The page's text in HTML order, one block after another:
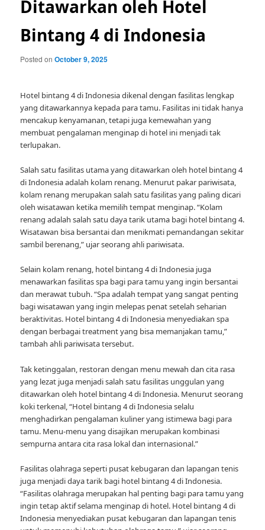
Ditawarkan oleh Hotel
Bintang 4 di Indonesia
Posted onOctober 9, 2025
Hotel bintang 4 di Indonesia dikenal dengan fasilitas lengkap
yang ditawarkannya kepada para tamu. Fasilitas ini tidak hanya
mencakup kenyamanan, tetapi juga kemewahan yang
membuat pengalaman menginap di hotel ini menjadi tak
terlupakan.
Salah satu fasilitas utama yang ditawarkan oleh hotel bintang 4
di Indonesia adalah kolam renang. Menurut pakar pariwisata,
kolam renang merupakan salah satu fasilitas yang paling dicari
oleh wisatawan ketika memilih tempat menginap. “Kolam
renang adalah salah satu daya tarik utama bagi hotel bintang 4.
Wisatawan bisa bersantai dan menikmati pemandangan sekitar
sambil berenang,” ujar seorang ahli pariwisata.
Selain kolam renang, hotel bintang 4 di Indonesia juga
menawarkan fasilitas spa bagi para tamu yang ingin bersantai
dan merawat tubuh. “Spa adalah tempat yang sangat penting
bagi wisatawan yang ingin melepas penat setelah seharian
beraktivitas. Hotel bintang 4 di Indonesia menyediakan spa
dengan berbagai treatment yang bisa memanjakan tamu,”
tambah ahli pariwisata tersebut.
Tak ketinggalan, restoran dengan menu mewah dan cita rasa
yang lezat juga menjadi salah satu fasilitas unggulan yang
ditawarkan oleh hotel bintang 4 di Indonesia. Menurut seorang
koki terkenal, “Hotel bintang 4 di Indonesia selalu
menghadirkan pengalaman kuliner yang istimewa bagi para
tamu. Menu-menu yang disajikan merupakan kombinasi
sempurna antara cita rasa lokal dan internasional.”
Fasilitas olahraga seperti pusat kebugaran dan lapangan tenis
juga menjadi daya tarik bagi hotel bintang 4 di Indonesia.
“Fasilitas olahraga merupakan hal penting bagi para tamu yang
ingin tetap aktif selama menginap di hotel. Hotel bintang 4 di
Indonesia menyediakan pusat kebugaran dan lapangan tenis